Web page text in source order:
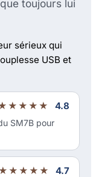
toujours lui
sérieux qui
USB et
4.8
SM7B pour
4.7